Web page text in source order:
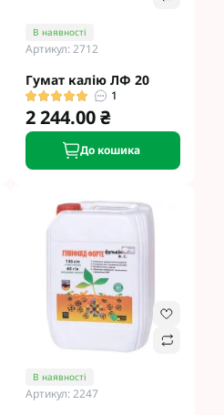
В наявності
Артикул: 2712
Гумат калію ЛФ 20
1
2 244.00 ₴
До кошика
В наявності
Артикул: 2247